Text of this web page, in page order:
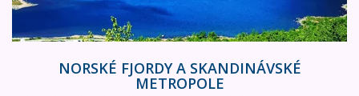
NORSKÉ FJORDY A SKANDINÁVSKÉ
METROPOLE